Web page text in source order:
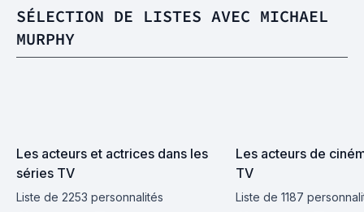
SÉLECTION DE LISTES AVEC MICHAEL
MURPHY
Les acteurs et actrices dans les
séries TV
Liste de 2253 personnalités
Les acteurs de
TV
Liste de 1187